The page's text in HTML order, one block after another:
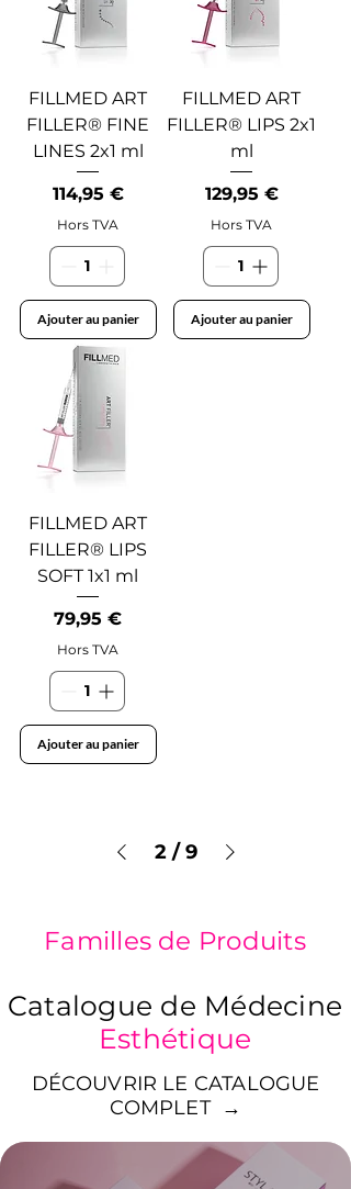
FILLMED ART
FILLER® FINE
LINES 2x1 ml
Prix
114,95 €
Hors TVA
Ajouter au panier
FILLMED ART
FILLER® LIPS 2x1
ml
Prix
129,95 €
Hors TVA
Ajouter au panier
FILLMED ART
FILLER® LIPS
SOFT 1x1 ml
Prix
79,95 €
Hors TVA
Ajouter au panier
2 / 9
Familles de Produits
Catalogue de Médecine
Esthétique
DÉCOUVRIR LE CATALOGUE
COMPLET →